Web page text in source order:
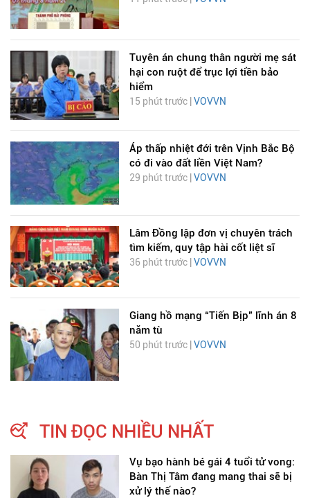
Tuyên án chung thân người mẹ sát
hại con ruột để trục lợi tiền bảo
hiểm
15 phút trước | VOVVN
Áp thấp nhiệt đới trên Vịnh Bắc Bộ
có đi vào đất liền Việt Nam?
29 phút trước | VOVVN
Lâm Đồng lập đơn vị chuyên trách
tìm kiếm, quy tập hài cốt liệt sĩ
36 phút trước | VOVVN
Giang hồ mạng “Tiến Bịp” lĩnh án 8
năm tù
50 phút trước |VOVVN
TIN ĐỌC NHIỀU NHẤT
Vụ bạo hành bé gái 4 tuổi tử vong:
Bàn Thị Tâm đang mang thai sẽ bị
xử lý thế nào?